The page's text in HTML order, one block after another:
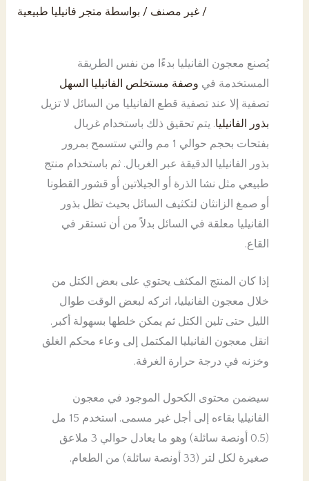
/ غير مصنف / بواسطة متجر فانيليا طبيعية
يُصنع معجون الفانيليا بدءًا من نفس الطريقة
المستخدمة في وصفة مستخلص الفانيليا السهل
تصفية إلا عند تصفية قطع الفانيليا من السائل لا تزيل
بذور الفانيليا. يتم تحقيق ذلك باستخدام غربال
بفتحات بحجم حوالي 1 مم والتي ستسمح بمرور
بذور الفانيليا الدقيقة عبر الغربال. ثم باستخدام منتج
طبيعي مثل نشا الذرة أو الجيلاتين أو قشور القطونا
أو صمغ الزانثان لتكثيف السائل بحيث تظل بذور
الفانيليا معلقة في السائل بدلاً من أن تستقر في
القاع.
إذا كان المنتج المكثف يحتوي على بعض الكتل من
خلال معجون الفانيليا، اتركه لبعض الوقت طوال
الليل حتى تلين الكتل ثم يمكن خلطها بسهولة أكبر.
انقل معجون الفانيليا المكتمل إلى وعاء محكم الغلق
وخزنه في درجة حرارة الغرفة.
سيضمن محتوى الكحول الموجود في معجون
الفانيليا بقاءه إلى أجل غير مسمى. استخدم 15 مل
(0.5 أونصة سائلة) وهو ما يعادل حوالي 3 ملاعق
صغيرة لكل لتر (33 أونصة سائلة) من الطعام.